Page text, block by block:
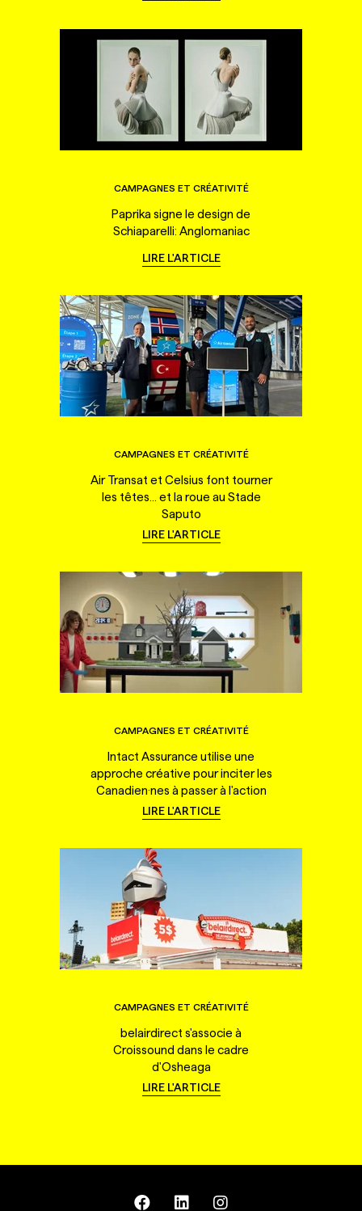
CAMPAGNES ET CRÉATIVITÉ
Paprika signe le design de
Schiaparelli: Anglomaniac
LIRE L'ARTICLE
CAMPAGNES ET CRÉATIVITÉ
Air Transat et Celsius font tourner
les têtes... et la roue au Stade
Saputo
LIRE L'ARTICLE
CAMPAGNES ET CRÉATIVITÉ
Intact Assurance utilise une
approche créative pour inciter les
Canadien·nes à passer à l'action
LIRE L'ARTICLE
CAMPAGNES ET CRÉATIVITÉ
belairdirect s'associe à
Croissound dans le cadre
d'Osheaga
LIRE L'ARTICLE